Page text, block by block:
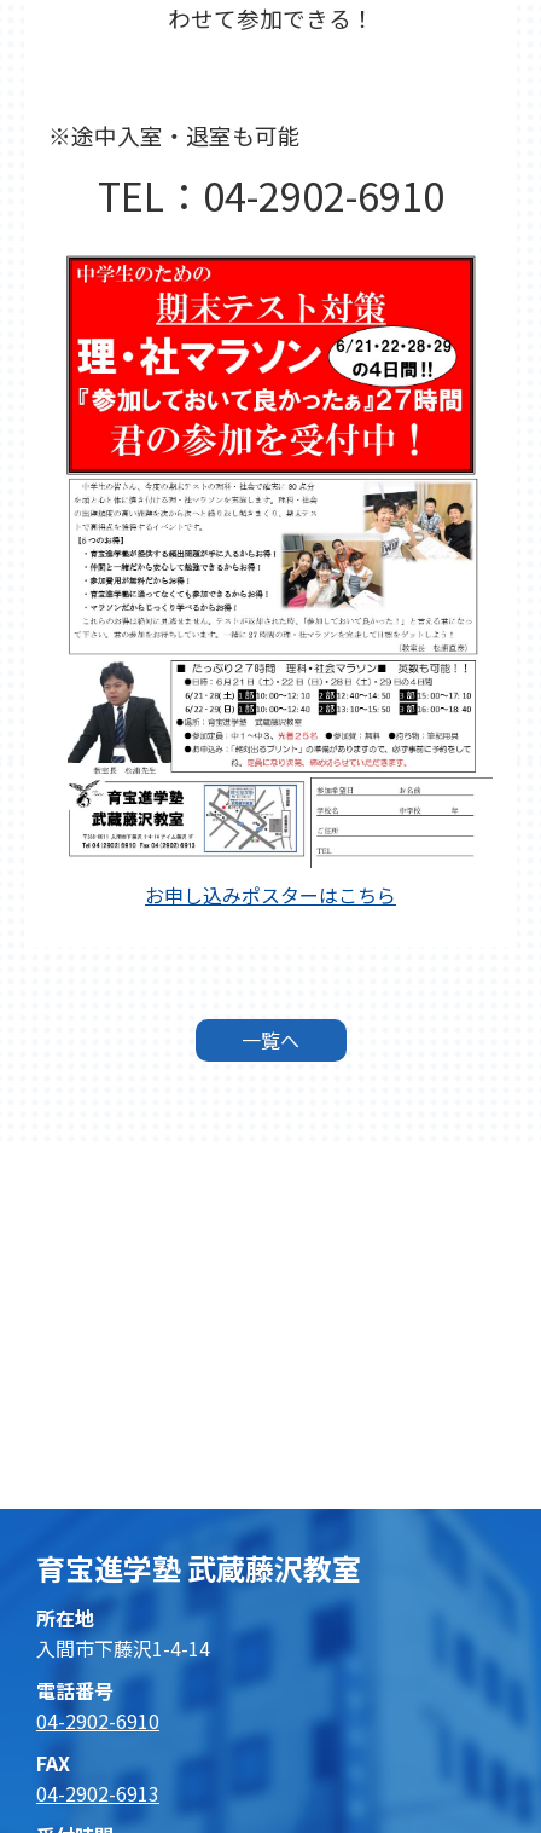
わせて参加できる！
※途中入室・退室も可能
TEL：04-2902-6910
お申し込みポスターはこちら
一覧へ
育宝進学塾 武蔵藤沢教室
所在地
入間市下藤沢1-4-14
電話番号
04-2902-6910
FAX
04-2902-6913